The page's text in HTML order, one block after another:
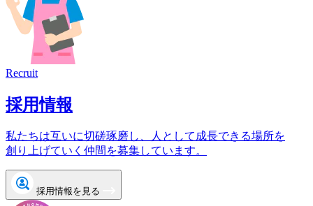
Recruit
採用情報
私たちは互いに切磋琢磨し、人として成長できる場所を
創り上げていく仲間を募集しています。
採用情報を見る